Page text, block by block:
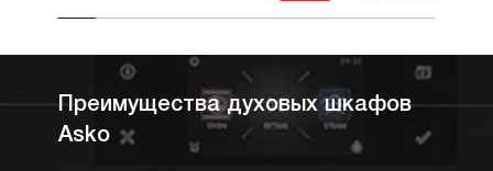
Преимущества духовых шкафов
Asko